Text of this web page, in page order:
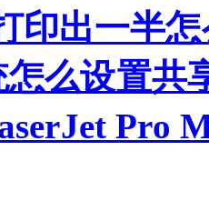
印出一半
么设置共
Pro